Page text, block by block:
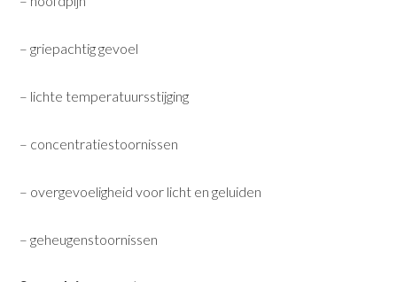
– griepachtig gevoel
– lichte temperatuursstijging
– concentratiestoornissen
– overgevoeligheid voor licht en geluiden
– geheugenstoornissen